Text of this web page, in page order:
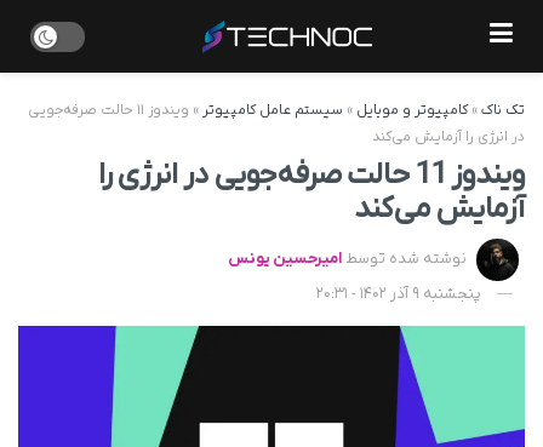
تک ناک»کامپیوتر و موبایل » سیستم عامل کامپیوتر »
ویندوز ۱۱ حالت صرفه‌جویی
در انرژی را آزمایش می‌کند
ویندوز 11 حالت صرفه‌جویی در انرژی را
آزمایش می‌کند
نوشته شده توسط امیرحسین یونس
پنجشنبه 9 آذر 1402 - 20:31